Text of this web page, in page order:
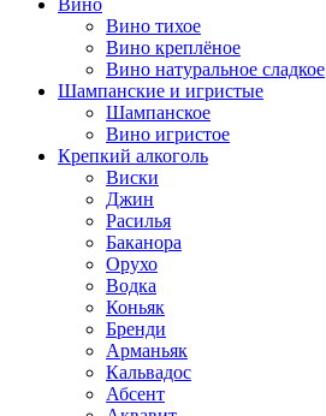
Вино
Вино тихое
Вино креплёное
Вино натуральное сладкое
Шампанские и игристые
Шампанское
Вино игристое
Крепкий алкоголь
Виски
Джин
Расилья
Баканора
Орухо
Водка
Коньяк
Бренди
Арманьяк
Кальвадос
Абсент